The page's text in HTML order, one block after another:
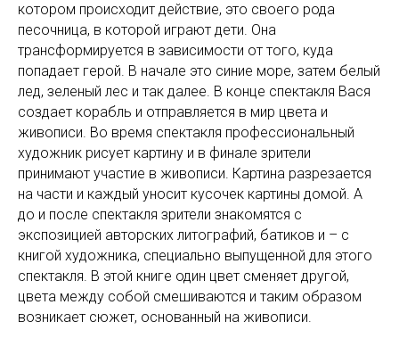
котором происходит действие, это своего рода
песочница, в которой играют дети. Она
трансформируется в зависимости от того, куда
попадает герой. В начале это синие море, затем белый
лед, зеленый лес и так далее. В конце спектакля Вася
создает корабль и отправляется в мир цвета и
живописи. Во время спектакля профессиональный
художник рисует картину и в финале зрители
принимают участие в живописи. Картина разрезается
на части и каждый уносит кусочек картины домой. А
до и после спектакля зрители знакомятся с
экспозицией авторских литографий, батиков и – с
книгой художника, специально выпущенной для этого
спектакля. В этой книге один цвет сменяет другой,
цвета между собой смешиваются и таким образом
возникает сюжет, основанный на живописи.